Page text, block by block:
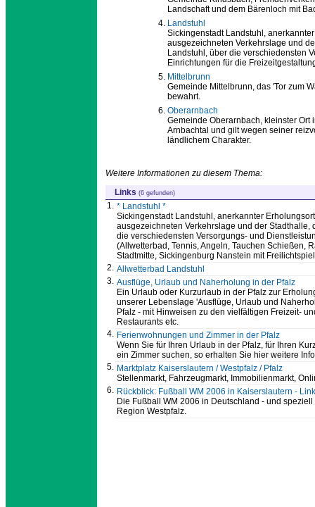
Landschaft und dem Bärenloch mit
Landstuhl
Sickingenstadt Landstuhl,
ausgezeichneten Verkehrslage und
Landstuhl, über die verschiedensten
Einrichtungen für die
Mittelbrunn
Gemeinde Mittelbrunn, das 'Tor zum
bewahrt.
Oberarnbach
Gemeinde Oberarnbach, kleinster
Arnbachtal und gilt wegen seiner
ländlichem Charakter.
Weitere Informationen zu diesem Thema:
Links (6 gefunden)
1. * Landstuhl *
Sickingenstadt Landstuhl, anerkannter
ausgezeichneten Verkehrslage und der
die verschiedensten Versorgungs- und
(Allwetterbad, Tennis, Angeln, Tauchen Schießen,
Stadtmitte, Sickingenburg Nanstein mit
2. Allwetterbad Landstuhl
3. Ausflüge, Urlaub und Naherholung in der Pfalz
Ein Urlaub oder Kurzurlaub in der Pfalz zur
unserer Lebenslage 'Ausflüge, Urlaub und
Pfalz - mit Hinweisen zu den vielfältigen Freizeit-
Restaurants etc.
4. Ferienwohnungen und Zimmer in der Pfalz
Wenn Sie für Ihren Urlaub in der Pfalz, für Ihren
ein Zimmer suchen, so erhalten Sie hier weitere
5. Marktplatz Kaiserslautern / Westpfalz / Pfalz
Stellenmarkt, Fahrzeugmarkt, Immobilienmarkt,
6. Rückblick: Fußball WM 2006 in Kaiserslautern -
Die Fußball WM 2006 in Deutschland - und
Region Westpfalz.